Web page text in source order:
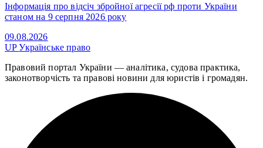
Інформація про відсіч збройної агресії рф проти України
станом на 9 серпня 2026 року
09.08.2026
UPУкраїнське право
Правовий портал України — аналітика, судова практика,
законотворчість та правові новини для юристів і громадян.